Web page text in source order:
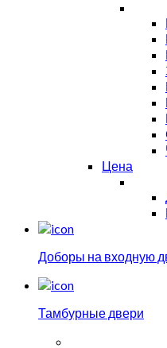
Цена
Доборы на входную
Тамбурные двери